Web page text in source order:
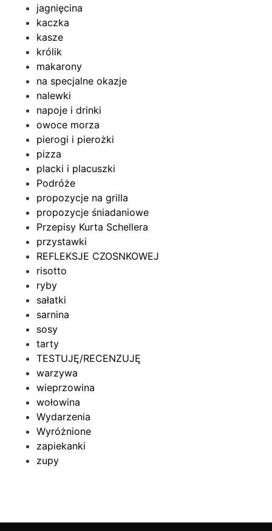
jagnięcina
kaczka
kasze
królik
makarony
na specjalne okazje
nalewki
napoje i drinki
owoce morza
pierogi i pierożki
pizza
placki i placuszki
Podróże
propozycje na grilla
propozycje śniadaniowe
Przepisy Kurta Schellera
przystawki
REFLEKSJE CZOSNKOWEJ
risotto
ryby
sałatki
sarnina
sosy
tarty
TESTUJĘ/RECENZUJĘ
warzywa
wieprzowina
wołowina
Wydarzenia
Wyróżnione
zapiekanki
zupy